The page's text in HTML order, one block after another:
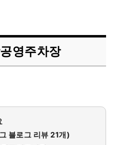
영주차장
블로그 리뷰 21개)